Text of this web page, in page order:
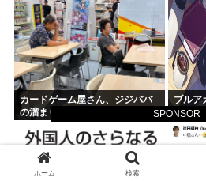
SPONSOR
カードゲーム屋さん、ジジババ
の溜まり場になって終わるwww
ブルア
きしゅ
ホーム 検索